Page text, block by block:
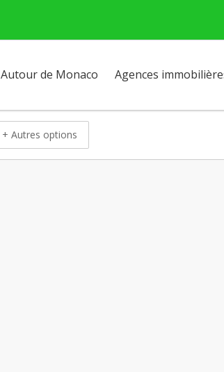
Autour de Monaco Agences
+ Autres options